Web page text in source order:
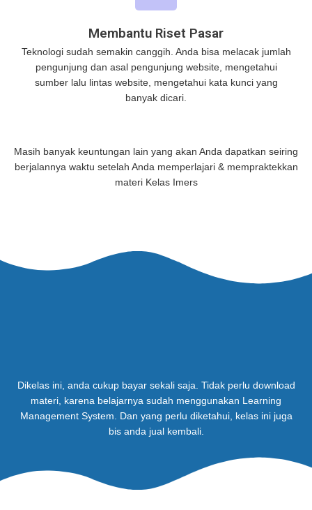
Membantu Riset Pasar
Teknologi sudah semakin canggih. Anda bisa melacak jumlah
pengunjung dan asal pengunjung website, mengetahui
sumber lalu lintas website, mengetahui kata kunci yang
banyak dicari.
Masih banyak keuntungan lain yang akan Anda dapatkan seiring
berjalannya waktu setelah Anda memperlajari & mempraktekkan
materi Kelas Imers
Dikelas ini, anda cukup bayar sekali saja. Tidak perlu download
materi, karena belajarnya sudah menggunakan Learning
Management System. Dan yang perlu diketahui, kelas ini juga
bis anda jual kembali.